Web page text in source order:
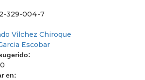
329-004-7
Vilchez Chiroque
Escobar
en: